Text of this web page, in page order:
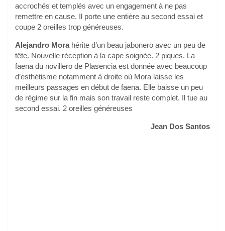
accrochés et templés avec un engagement à ne pas
remettre en cause. Il porte une entière au second essai et
coupe 2 oreilles trop généreuses.
Alejandro Morahérite d’un beau jabonero avec un peu de
tête. Nouvelle réception à la cape soignée. 2 piques. La
faena du novillero de Plasencia est donnée avec beaucoup
d’esthétisme notamment à droite où Mora laisse les
meilleurs passages en début de faena. Elle baisse un peu
de régime sur la fin mais son travail reste complet. Il tue au
second essai. 2 oreilles généreuses
Jean Dos Santos